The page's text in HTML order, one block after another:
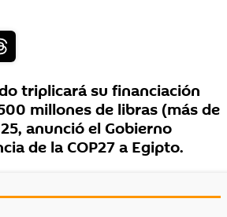
triplicará su financiación
millones de libras (más de
anunció el Gobierno
de la COP27 a Egipto.